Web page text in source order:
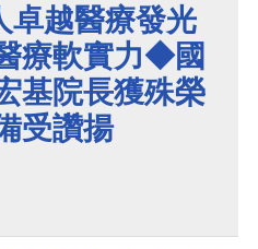
卓越醫療發光
療軟實力◆國
基院長獲殊榮
受讚揚